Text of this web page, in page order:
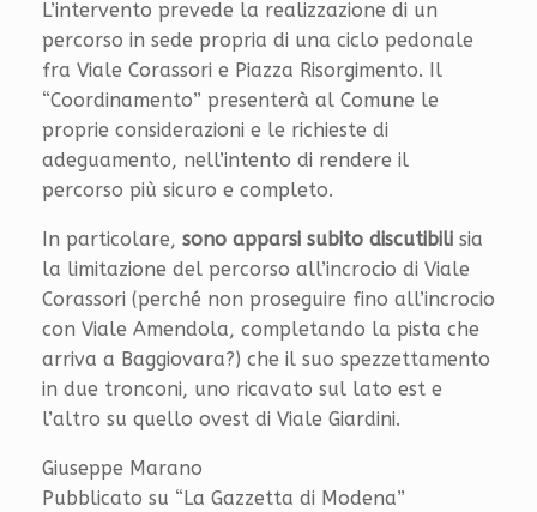
L’intervento prevede la realizzazione di un
percorso in sede propria di una ciclo pedonale
fra Viale Corassori e Piazza Risorgimento. Il
“Coordinamento” presenterà al Comune le
proprie considerazioni e le richieste di
adeguamento, nell’intento di rendere il
percorso più sicuro e completo.
In particolare, sono apparsi subito discutibili sia
la limitazione del percorso all’incrocio di Viale
Corassori (perché non proseguire fino all’incrocio
con Viale Amendola, completando la pista che
arriva a Baggiovara?) che il suo spezzettamento
in due tronconi, uno ricavato sul lato est e
l’altro su quello ovest di Viale Giardini.
Giuseppe Marano
Pubblicato su “La Gazzetta di Modena”